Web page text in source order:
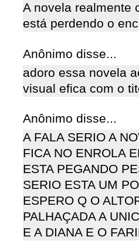
A novela realmente
está perdendo o
Anônimo disse...
adoro essa novela
visual efica com o
Anônimo disse...
A FALA SERIO A
FICA NO ENROLA
ESTA PEGANDO
SERIO ESTA UM
ESPERO Q O
PALHAÇADA A
E A DIANA E O